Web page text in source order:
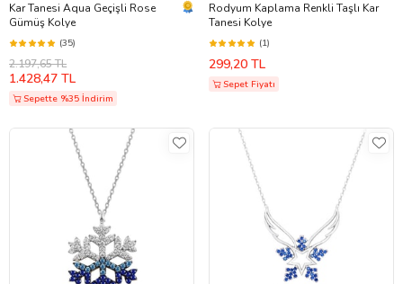
Kar Tanesi Aqua Geçişli Rose
Gümüş Kolye
(35)
2.197,65 TL
1.428,47 TL
Sepette %35 İndirim
Rodyum Kaplama Renkli Taşlı Kar
Tanesi Kolye
(1)
299,20 TL
Sepet Fiyatı